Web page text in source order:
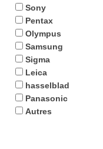
Sony
Pentax
Olympus
Samsung
Sigma
Leica
hasselblad
Panasonic
Autres